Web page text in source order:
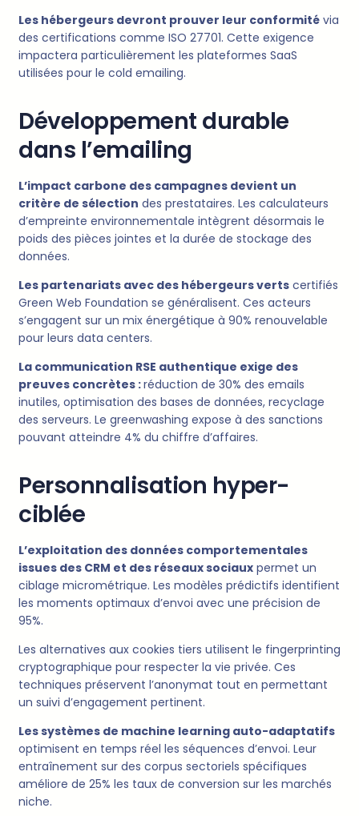
Les hébergeurs devront prouver leur conformité via
des certifications comme ISO 27701. Cette exigence
impactera particulièrement les plateformes SaaS
utilisées pour le cold emailing.
Développement durable
dans l’emailing
L’impact carbone des campagnes devient un
critère de sélection des prestataires. Les calculateurs
d’empreinte environnementale intègrent désormais le
poids des pièces jointes et la durée de stockage des
données.
Les partenariats avec des hébergeurs verts certifiés
Green Web Foundation se généralisent. Ces acteurs
s’engagent sur un mix énergétique à 90% renouvelable
pour leurs data centers.
La communication RSE authentique exige des
preuves concrètes :réduction de 30% des emails
inutiles, optimisation des bases de données, recyclage
des serveurs. Le greenwashing expose à des sanctions
pouvant atteindre 4% du chiffre d’affaires.
Personnalisation hyper-
ciblée
L’exploitation des données comportementales
issues des CRM et des réseaux sociaux permet un
ciblage micrométrique. Les modèles prédictifs identifient
les moments optimaux d’envoi avec une précision de
95%.
Les alternatives aux cookies tiers utilisent le fingerprinting
cryptographique pour respecter la vie privée. Ces
techniques préservent l’anonymat tout en permettant
un suivi d’engagement pertinent.
Les systèmes de machine learning auto-adaptatifs
optimisent en temps réel les séquences d’envoi. Leur
entraînement sur des corpus sectoriels spécifiques
améliore de 25% les taux de conversion sur les marchés
niche.